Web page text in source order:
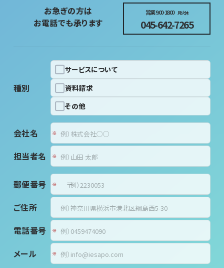
お急ぎの方は
お電話でも承ります
営業 9:00-18:00 月火休
045-642-7265
種別
サービスについて
資料請求
その他
会社名
担当者名
郵便番号 〒
ご住所
電話番号
メール